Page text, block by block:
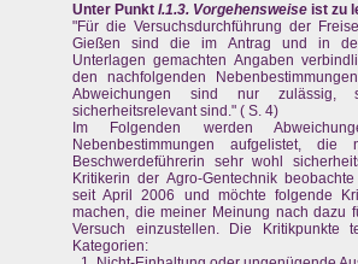
Unter Punkt I.1.3. Vorgehensweise ist zu
"Für die Versuchsdurchführung der
Gießen sind die im Antrag und in
Unterlagen gemachten Angaben
den nachfolgenden
Abweichungen sind nur zulässig,
sicherheitsrelevant sind." ( S. 4)
Im Folgenden werden
Nebenbestimmungen aufgelistet,
Beschwerdeführerin sehr wohl
Kritikerin der Agro-Gentechnik
seit April 2006 und möchte folgende
machen, die meiner Meinung nach dazu
Versuch einzustellen. Die Kritikpunkte
Kategorien: